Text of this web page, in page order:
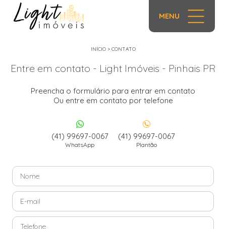
MENU
INÍCIO> CONTATO
Entre em contato - Light Imóveis - Pinhais PR
Preencha o formulário para entrar em contato
Ou entre em contato por telefone
(41) 99697-0067
WhatsApp
(41) 99697-0067
Plantão